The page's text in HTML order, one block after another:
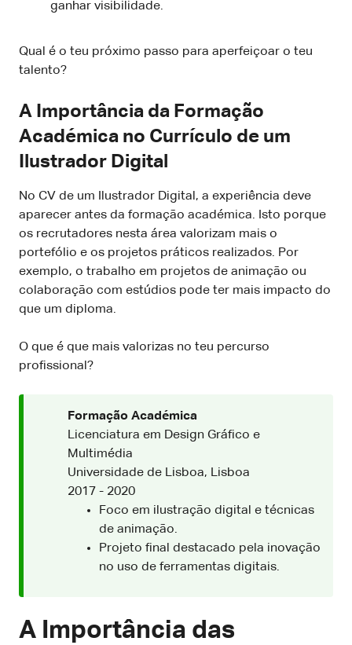
ganhar visibilidade.
Qual é o teu próximo passo para aperfeiçoar o teu
talento?
A Importância da Formação
Académica no Currículo de um
Ilustrador Digital
No CV de um Ilustrador Digital, a experiência deve
aparecer antes da formação académica. Isto porque
os recrutadores nesta área valorizam mais o
portefólio e os projetos práticos realizados. Por
exemplo, o trabalho em projetos de animação ou
colaboração com estúdios pode ter mais impacto do
que um diploma.
O que é que mais valorizas no teu percurso
profissional?
Formação Académica
Licenciatura em Design Gráfico e
Multimédia
Universidade de Lisboa, Lisboa
2017 - 2020
Foco em ilustração digital e técnicas
de animação.
Projeto final destacado pela inovação
no uso de ferramentas digitais.
A Importância das